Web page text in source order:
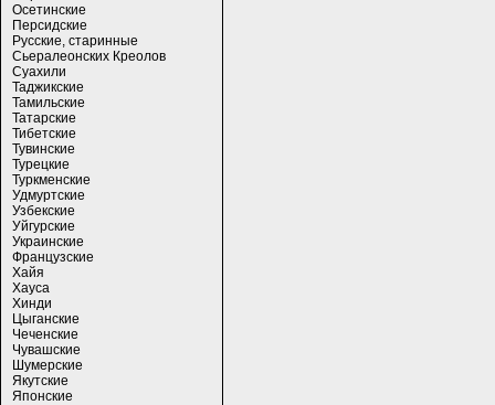
Осетинские
Персидские
Русские, старинные
Сьералеонских Креолов
Суахили
Таджикские
Тамильские
Татарские
Тибетские
Тувинские
Турецкие
Туркменские
Удмуртские
Узбекские
Уйгурские
Украинские
Французские
Хайя
Хауса
Хинди
Цыганские
Чеченские
Чувашские
Шумерские
Якутские
Японские